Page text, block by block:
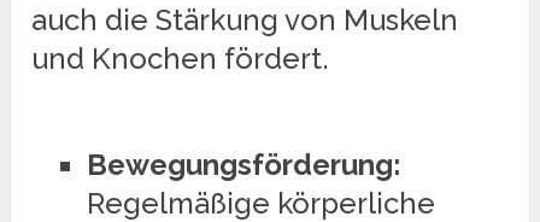
auch die Stärkung von Muskeln
und Knochen fördert.
Bewegungsförderung:
Regelmäßige körperliche